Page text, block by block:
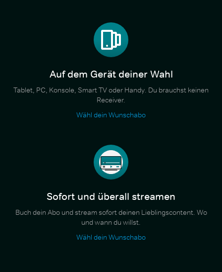
Auf dem Gerät deiner Wahl
Tablet, PC, Konsole, Smart TV oder Handy. Du brauchst keinen
Receiver.
Wähl dein Wunschabo
Sofort und überall streamen
Buch dein Abo und stream sofort deinen Lieblingscontent. Wo
und wann du willst.
Wähl dein Wunschabo